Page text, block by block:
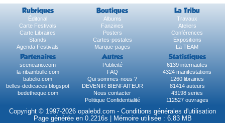
Rubriques Boutiques La Tribu
Éditorial Albums
Travaux
Carte Festivals
Fanzines
Ateliers
Carte Libraires
Posters
Conférences
Stands
Cartes-postales
Expositions
Agenda Festivals
Marque-pages La TEAM
Partenaires Autres Statistiques
sceneario.com Publicité
6139 internautes
la-ribambulle.com
FAQ
4324 manifestations
babelio.com
Qui sommes-nous ?
1260 librairies
belles-dedicaces.blogspot
DEVENIR BIENFAITEUR
81414 auteurs
bedetheque.com
Nous contacter
43198 series
Politique Confidentialité
112527 ouvrages
Copyright © 1997-2026 opalebd.com - Conditions générales d'utilisation
Page générée en 0.2216s | Mémoire utilisée : 6.83 MB